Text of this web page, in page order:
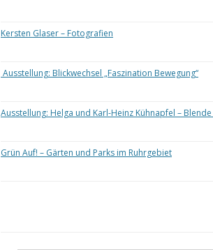
Kersten Glaser – Fotografien
Ausstellung: Blickwechsel „Faszination Bewegung“
Ausstellung: Helga und Karl-Heinz Kühnapfel –
Grün Auf! – Gärten und Parks im Ruhrgebiet